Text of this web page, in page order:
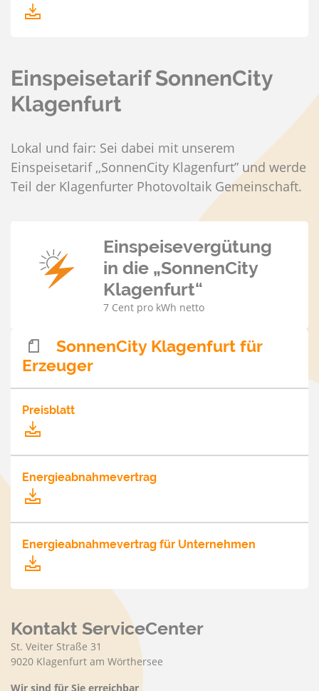
Einspeisetarif SonnenCity
Klagenfurt
Lokal und fair: Sei dabei mit unserem
Einspeisetarif ,,SonnenCity Klagenfurt” und werde
Teil der Klagenfurter Photovoltaik Gemeinschaft.
Einspeisevergütung
in die „SonnenCity
Klagenfurt“
7 Cent pro kWh netto
SonnenCity Klagenfurt für
Erzeuger
Preisblatt
Energieabnahmevertrag
Energieabnahmevertrag für Unternehmen
Kontakt ServiceCenter
St. Veiter Straße 31
9020 Klagenfurt am Wörthersee
Wir sind für Sie erreichbar